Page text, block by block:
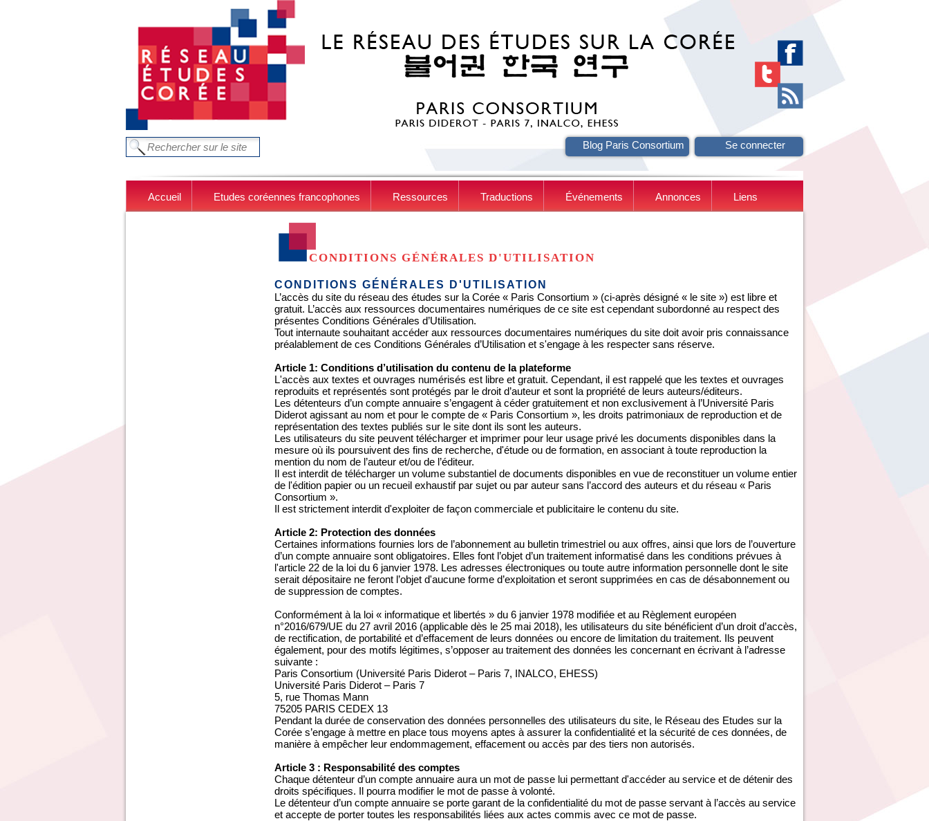
FORMULAIRE DE RECHERCHE
Chercher dans ce site Blog Paris Consortium Se connecter
Accueil Etudes coréennes francophones Ressources Traductions Événements Annonces Liens
CONDITIONS GÉNÉRALES D'UTILISATION
CONDITIONS GÉNÉRALES D'UTILISATION
L’accès du site du réseau des études sur la Corée « Paris Consortium » (ci-après désigné « le site ») est libre et
gratuit. L’accès aux ressources documentaires numériques de ce site est cependant subordonné au respect des
présentes Conditions Générales d’Utilisation.
Tout internaute souhaitant accéder aux ressources documentaires numériques du site doit avoir pris connaissance
préalablement de ces Conditions Générales d’Utilisation et s'engage à les respecter sans réserve.
Article 1: Conditions d’utilisation du contenu de la plateforme
L'accès aux textes et ouvrages numérisés est libre et gratuit. Cependant, il est rappelé que les textes et ouvrages
reproduits et représentés sont protégés par le droit d’auteur et sont la propriété de leurs auteurs/éditeurs.
Les détenteurs d’un compte annuaire s’engagent à céder gratuitement et non exclusivement à l’Université Paris
Diderot agissant au nom et pour le compte de « Paris Consortium », les droits patrimoniaux de reproduction et de
représentation des textes publiés sur le site dont ils sont les auteurs.
Les utilisateurs du site peuvent télécharger et imprimer pour leur usage privé les documents disponibles dans la
mesure où ils poursuivent des fins de recherche, d'étude ou de formation, en associant à toute reproduction la
mention du nom de l’auteur et/ou de l’éditeur.
Il est interdit de télécharger un volume substantiel de documents disponibles en vue de reconstituer un volume entier
de l'édition papier ou un recueil exhaustif par sujet ou par auteur sans l’accord des auteurs et du réseau « Paris
Consortium ».
Il est strictement interdit d'exploiter de façon commerciale et publicitaire le contenu du site.
Article 2: Protection des données
Certaines informations fournies lors de l’abonnement au bulletin trimestriel ou aux offres, ainsi que lors de l’ouverture
d’un compte annuaire sont obligatoires. Elles font l’objet d’un traitement informatisé dans les conditions prévues à
l'article 22 de la loi du 6 janvier 1978. Les adresses électroniques ou toute autre information personnelle dont le site
serait dépositaire ne feront l’objet d'aucune forme d’exploitation et seront supprimées en cas de désabonnement ou
de suppression de comptes.
Conformément à la loi « informatique et libertés » du 6 janvier 1978 modifiée et au Règlement européen
n°2016/679/UE du 27 avril 2016 (applicable dès le 25 mai 2018), les utilisateurs du site bénéficient d’un droit d’accès,
de rectification, de portabilité et d’effacement de leurs données ou encore de limitation du traitement. Ils peuvent
également, pour des motifs légitimes, s’opposer au traitement des données les concernant en écrivant à l’adresse
suivante :
Paris Consortium (Université Paris Diderot – Paris 7, INALCO, EHESS)
Université Paris Diderot – Paris 7
5, rue Thomas Mann
75205 PARIS CEDEX 13
Pendant la durée de conservation des données personnelles des utilisateurs du site, le Réseau des Etudes sur la
Corée s’engage à mettre en place tous moyens aptes à assurer la confidentialité et la sécurité de ces données, de
manière à empêcher leur endommagement, effacement ou accès par des tiers non autorisés.
Article 3 : Responsabilité des comptes
Chaque détenteur d’un compte annuaire aura un mot de passe lui permettant d'accéder au service et de détenir des
droits spécifiques. Il pourra modifier le mot de passe à volonté.
Le détenteur d’un compte annuaire se porte garant de la confidentialité du mot de passe servant à l’accès au service
et accepte de porter toutes les responsabilités liées aux actes commis avec ce mot de passe.